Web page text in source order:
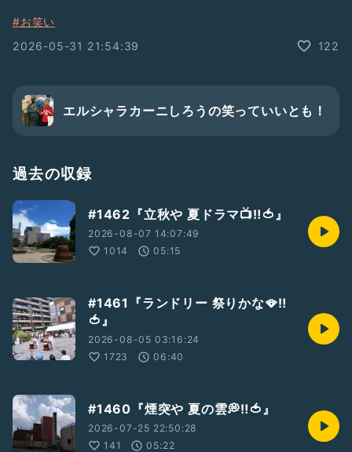
#お笑い
2026-05-31 21:54:39
122
エルシャラカーニしろうの笑っていいとも！
過去の収録
#1462『立秋や 夏ドラマ📺️‼️🍅』
2026-08-07 14:07:49
1014
05:15
#1461『ランドリー 祭りかな🪭‼️
🍅』
2026-08-05 03:16:24
1723
06:40
#1460『煙突や 夏の雲💭‼️🍅』
2026-07-25 22:50:28
141
05:22